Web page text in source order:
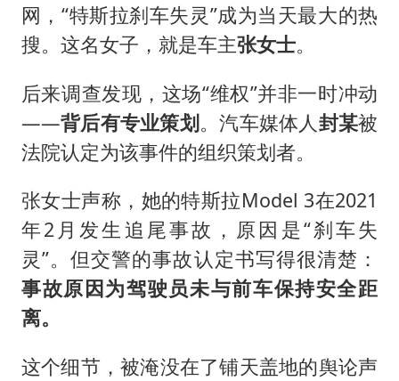
网，“特斯拉刹车失灵”成为当天最大的热
搜。这名女子，就是车主张女士。
后来调查发现，这场“维权”并非一时冲动
——背后有专业策划。汽车媒体人 封某被
法院认定为该事件的组织策划者。
张女士声称，她的特斯拉Model 3在2021
年2月发生追尾事故，原因是“刹车失
灵”。但交警的事故认定书写得很清楚：
事故原因为驾驶员未与前车保持安全距
离。
这个细节，被淹没在了铺天盖地的舆论声